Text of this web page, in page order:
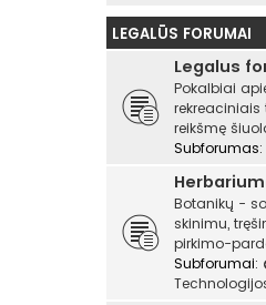
LEGALŪS FORUMAI
Legalus
Pokalbiai
reikšmę
Subforumas:
Botanikų -
skinimu,
pirkimo-
Subforumai: